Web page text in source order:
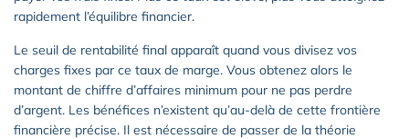
rapidement l’équilibre financier.
Le seuil de rentabilité final apparaît quand vous divisez vos
charges fixes par ce taux de marge. Vous obtenez alors le
montant de chiffre d’affaires minimum pour ne pas perdre
d’argent. Les bénéfices n’existent qu’au-delà de cette frontière
financière précise. Il est nécessaire de passer de la théorie